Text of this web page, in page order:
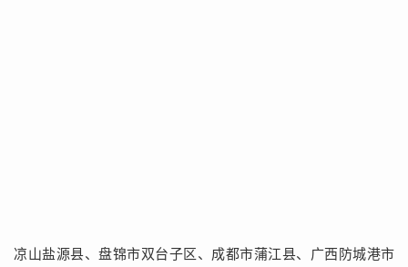
凉山盐源县、盘锦市双台子区、成都市蒲江县、广西防城港市